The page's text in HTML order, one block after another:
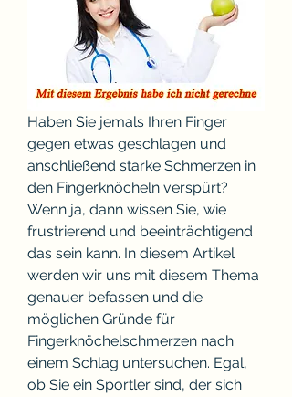
Haben Sie jemals Ihren Finger
gegen etwas geschlagen und
anschließend starke Schmerzen in
den Fingerknöcheln verspürt?
Wenn ja, dann wissen Sie, wie
frustrierend und beeinträchtigend
das sein kann. In diesem Artikel
werden wir uns mit diesem Thema
genauer befassen und die
möglichen Gründe für
Fingerknöchelschmerzen nach
einem Schlag untersuchen. Egal,
ob Sie ein Sportler sind, der sich